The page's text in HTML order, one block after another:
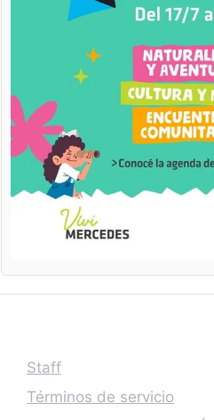
Staff
Términos de servicio